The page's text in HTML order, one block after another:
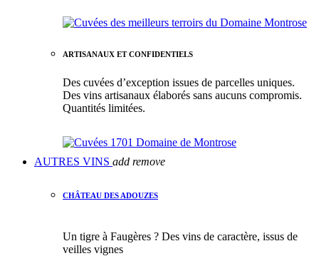
ARTISANAUX ET CONFIDENTIELS
Des cuvées d’exception issues de parcelles uniques.
Des vins artisanaux élaborés sans aucuns compromis.
Quantités limitées.
AUTRES VINS add remove
CHÂTEAU DES ADOUZES
Un tigre à Faugères ? Des vins de caractère, issus de
veilles vignes